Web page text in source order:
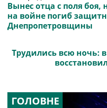
Вынес отца с поля боя,
на войне погиб
Днепропетровщины
Трудились всю ночь:
ГОЛОВНЕ